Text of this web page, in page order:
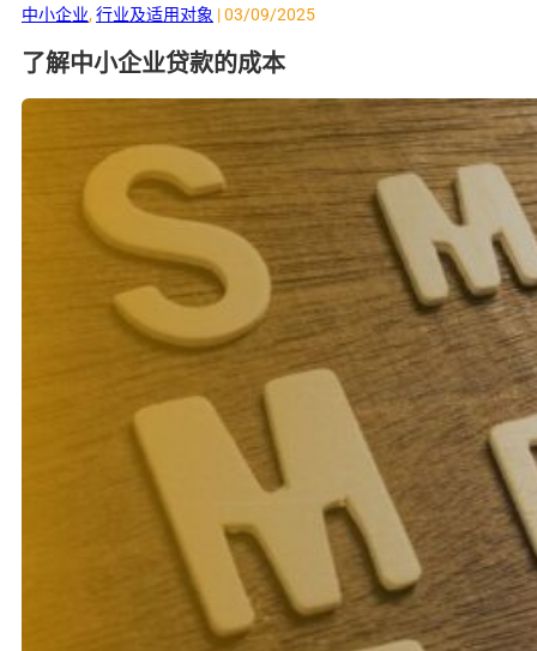
中小企业,行业及适用对象 | 03/09/2025
了解中小企业贷款的成本